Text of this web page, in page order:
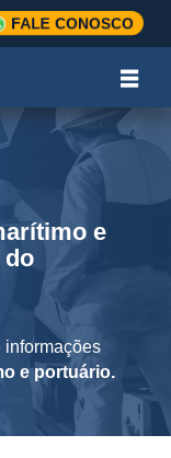
FALE CONOSCO
e
do
informações
e portuário.